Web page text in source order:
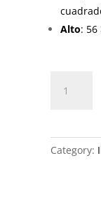
Alto: 56
1106-
Category: